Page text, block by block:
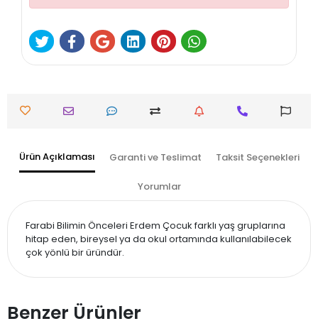
Ürün Açıklaması Garanti ve Teslimat Taksit Seçenekleri
Yorumlar
Farabi Bilimin Önceleri Erdem Çocuk farklı yaş gruplarına
hitap eden, bireysel ya da okul ortamında kullanılabilecek
çok yönlü bir üründür.
Benzer Ürünler